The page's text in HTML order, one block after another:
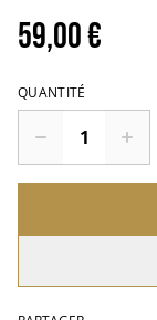
59,00 €
QUANTITÉ